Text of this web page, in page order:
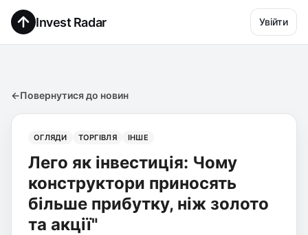
Invest Radar Увійти
←Повернутися до новин
ОГЛЯДИ ТОРГІВЛЯ ІНШЕ
Лего як інвестиція: Чому
конструктори приносять
більше прибутку, ніж золото
та акції"